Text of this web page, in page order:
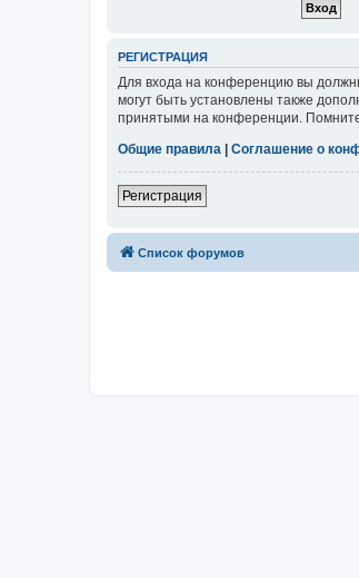
РЕГИСТРАЦИЯ
Для входа на конференцию вы
могут быть установлены также
принятыми на конференции.
Общие правила
Соглашение о
Регистрация
Список форумов